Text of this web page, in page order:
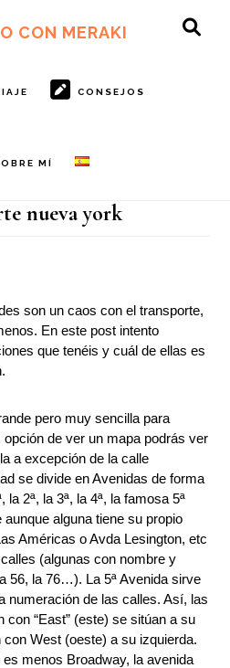
CON MERAKI
CONSEJOS
MÍ
nueva york
son un caos con el transporte,
En este post intento
que tenéis y cuál de ellas es
pero muy sencilla para
de ver un mapa podrás ver
a excepción de la calle
se divide en Avenidas de forma
la 2ª, la 3ª, la 4ª, la famosa 5ª
alguna tiene su propio
Américas o Avda Lesington, etc
(algunas con nombre y
56, la 76…). La 5ª Avenida sirve
numeración de las calles. Así, las
“East” (este) se sitúan a su
West (oeste) a su izquierda.
menos Broadway, la avenida